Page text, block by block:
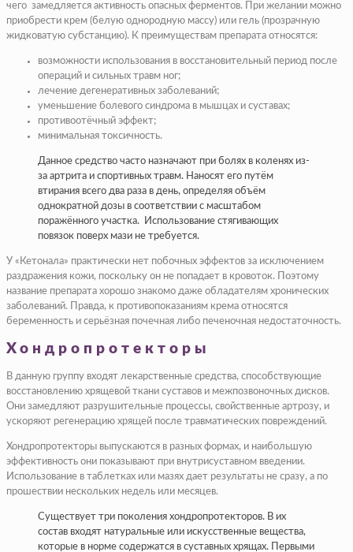
чего замедляется активность опасных ферментов. При желании можно
приобрести крем (белую однородную массу) или гель (прозрачную
жидковатую субстанцию). К преимуществам препарата относятся:
возможности использования в восстановительный период после
операций и сильных травм ног;
лечение дегенеративных заболеваний;
уменьшение болевого синдрома в мышцах и суставах;
противоотёчный эффект;
минимальная токсичность.
Данное средство часто назначают при болях в коленях из-
за артрита и спортивных травм. Наносят его путём
втирания всего два раза в день, определяя объём
однократной дозы в соответствии с масштабом
поражённого участка. Использование стягивающих
повязок поверх мази не требуется.
У «Кетонала» практически нет побочных эффектов за исключением
раздражения кожи, поскольку он не попадает в кровоток. Поэтому
название препарата хорошо знакомо даже обладателям хронических
заболеваний. Правда, к противопоказаниям крема относятся
беременность и серьёзная почечная либо печеночная недостаточность.
Хондропротекторы
В данную группу входят лекарственные средства, способствующие
восстановлению хрящевой ткани суставов и межпозвоночных дисков.
Они замедляют разрушительные процессы, свойственные артрозу, и
ускоряют регенерацию хрящей после травматических повреждений.
Хондропротекторы выпускаются в разных формах, и наибольшую
эффективность они показывают при внутрисуставном введении.
Использование в таблетках или мазях дает результаты не сразу, а по
прошествии нескольких недель или месяцев.
Существует три поколения хондропротекторов. В их
состав входят натуральные или искусственные вещества,
которые в норме содержатся в суставных хрящах. Первыми